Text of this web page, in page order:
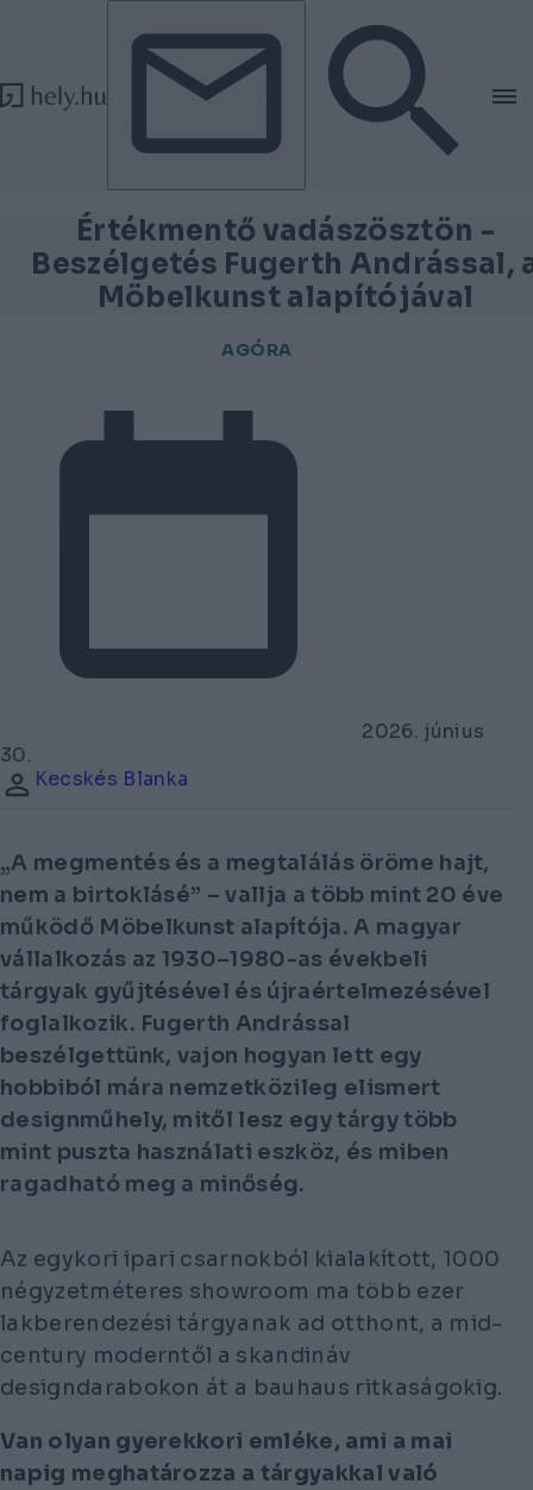
Tovább a tartalomhoz
Tovább a lábléchez
Értékmentő vadászösztön -
Beszélgetés Fugerth Andrással,
Möbelkunst alapítójával
AGÓRA
2026. június
30.
Kecskés Blanka
„A megmentés és a megtalálás öröme hajt,
nem a birtoklásé” – vallja a több mint 20 éve
működő Möbelkunst alapítója. A magyar
vállalkozás az 1930–1980-as évekbeli
tárgyak gyűjtésével és újraértelmezésével
foglalkozik. Fugerth Andrással
beszélgettünk, vajon hogyan lett egy
hobbiból mára nemzetközileg elismert
designműhely, mitől lesz egy tárgy több
mint puszta használati eszköz, és miben
ragadható meg a minőség.
Az egykori ipari csarnokból kialakított, 1000
négyzetméteres showroom ma több ezer
lakberendezési tárgyanak ad otthont, a mid-
century moderntől a skandináv
designdarabokon át a bauhaus ritkaságokig.
Van olyan gyerekkori emléke, ami a mai
napig meghatározza a tárgyakkal való